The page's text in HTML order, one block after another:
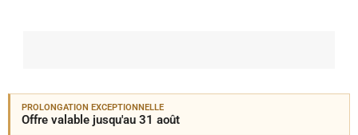
PROLONGATION EXCEPTIONNELLE
Offre valable jusqu'au 31 août